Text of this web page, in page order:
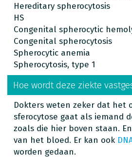
Hereditary spherocytosis
HS
Congenital spherocytic
Congenital spherocytosis
Spherocytic anemia
Spherocytosis, type 1
Hoe wordt deze ziekte
Dokters weten zeker dat het
sferocytose gaat als iemand
zoals die hier boven staan.
van het bloed. Er kan ook
worden gedaan.